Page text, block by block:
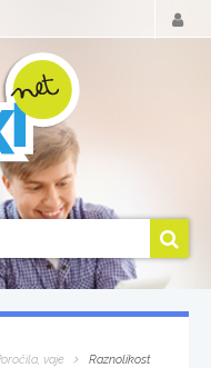
vaje
Raznolikost